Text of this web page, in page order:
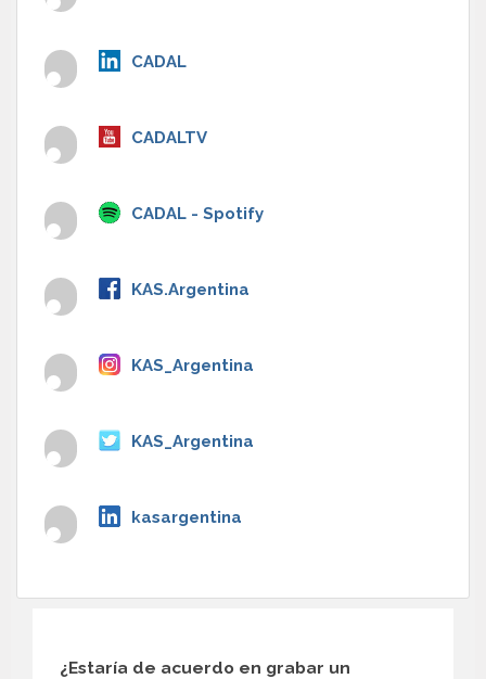
CADAL
CADALTV
CADAL - Spotify
KAS.Argentina
KAS_Argentina
KAS_Argentina
kasargentina
¿Estaría de acuerdo en grabar un